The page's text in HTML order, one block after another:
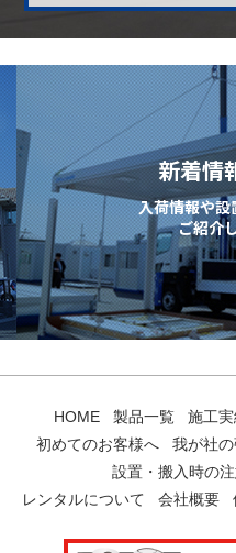
新着情
入荷情報や
ご紹介
HOME 製品一覧 施工
初めてのお客様へ
我が社
設置・搬入時の
レンタルについて
会社概要